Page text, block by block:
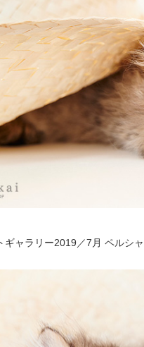
ギャラリー2019／7月 ペルシャ